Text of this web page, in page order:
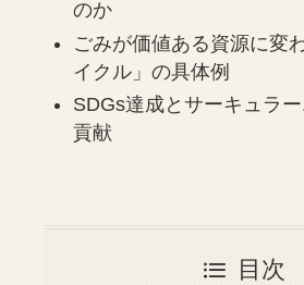
のか
ごみが価値ある資源に変
イクル」の具体例
SDGs達成とサーキュラ
貢献
目次